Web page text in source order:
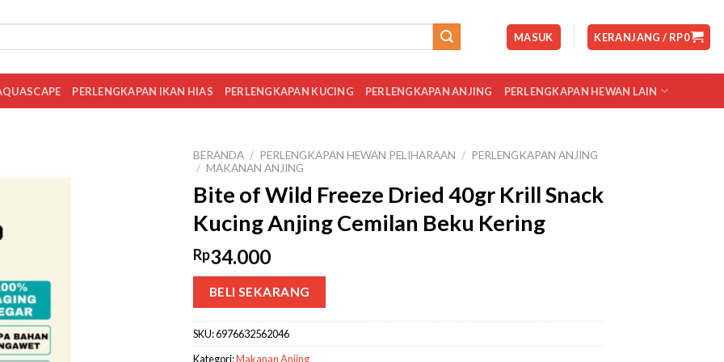
MASUK KERANJANG / RP0
PERLENGKAPAN IKAN HIAS PERLENGKAPAN KUCING PERLENGKAPAN ANJING PERLENGKAPAN HEWAN LAIN
BERANDA / PERLENGKAPAN HEWAN PELIHARAAN / PERLENGKAPAN ANJING
/ MAKANAN ANJING
Bite of Wild Freeze Dried 40gr Krill Snack
Kucing Anjing Cemilan Beku Kering
Rp34.000
BELI SEKARANG
SKU:6976632562046
Kategori:Makanan Anjing